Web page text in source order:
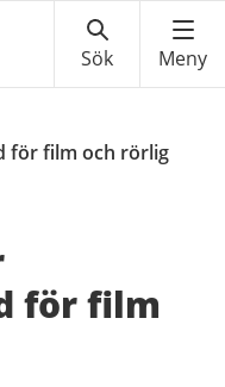
för film och rörlig
för film